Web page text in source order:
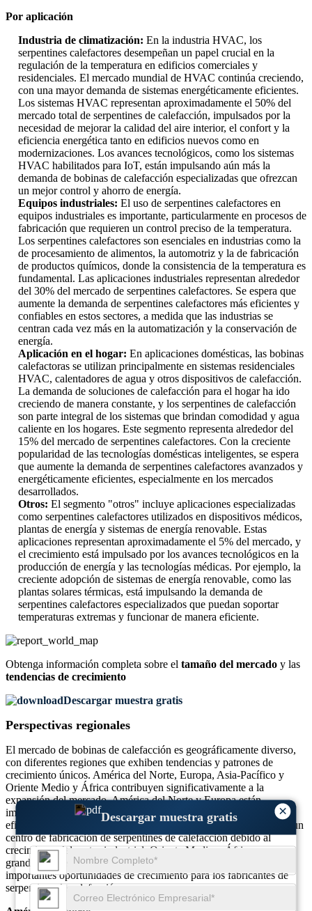
×
Descargar muestra gratis
Por aplicación
Industria de climatización: En la industria HVAC, los
serpentines calefactores desempeñan un papel crucial en la
regulación de la temperatura en edificios comerciales y
residenciales. El mercado mundial de HVAC continúa creciendo,
con una mayor demanda de sistemas energéticamente eficientes.
Los sistemas HVAC representan aproximadamente el 50% del
mercado total de serpentines de calefacción, impulsados ​​por la
necesidad de mejorar la calidad del aire interior, el confort y la
eficiencia energética tanto en edificios nuevos como en
modernizaciones. Los avances tecnológicos, como los sistemas
HVAC habilitados para IoT, están impulsando aún más la
demanda de bobinas de calefacción especializadas que ofrezcan
un mejor control y ahorro de energía.
Equipos industriales: El uso de serpentines calefactores en
equipos industriales es importante, particularmente en procesos de
fabricación que requieren un control preciso de la temperatura.
Los serpentines calefactores son esenciales en industrias como la
de procesamiento de alimentos, la automotriz y la de fabricación
de productos químicos, donde la consistencia de la temperatura es
fundamental. Las aplicaciones industriales representan alrededor
del 30% del mercado de serpentines calefactores. Se espera que
aumente la demanda de serpentines calefactores más eficientes y
confiables en estos sectores, a medida que las industrias se
centran cada vez más en la automatización y la conservación de
energía.
Aplicación en el hogar: En aplicaciones domésticas, las bobinas
calefactoras se utilizan principalmente en sistemas residenciales
HVAC, calentadores de agua y otros dispositivos de calefacción.
La demanda de soluciones de calefacción para el hogar ha ido
creciendo de manera constante, y los serpentines de calefacción
son parte integral de los sistemas que brindan comodidad y agua
caliente en los hogares. Este segmento representa alrededor del
15% del mercado de serpentines calefactores. Con la creciente
popularidad de las tecnologías domésticas inteligentes, se espera
que aumente la demanda de serpentines calefactores avanzados y
energéticamente eficientes, especialmente en los mercados
desarrollados.
Otros: El segmento "otros" incluye aplicaciones especializadas
como serpentines calefactores utilizados en dispositivos médicos,
plantas de energía y sistemas de energía renovable. Estas
aplicaciones representan aproximadamente el 5% del mercado, y
el crecimiento está impulsado por los avances tecnológicos en la
producción de energía y las tecnologías médicas. Por ejemplo, la
creciente adopción de sistemas de energía renovable, como las
plantas solares térmicas, está impulsando la demanda de
serpentines calefactores especializados que puedan soportar
temperaturas extremas y funcionar de manera eficiente.
Obtenga información completa sobre el tamaño del mercado y las
tendencias de crecimiento
Descargar muestra gratis
Perspectivas regionales
El mercado de bobinas de calefacción es geográficamente diverso,
con diferentes regiones que exhiben tendencias y patrones de
crecimiento únicos. América del Norte, Europa, Asia-Pacífico y
Oriente Medio y África contribuyen significativamente a la
expansión del mercado. América del Norte y Europa están
impulsadas por la demanda de soluciones energéticamente
eficientes, mientras que Asia y el Pacífico se está convirtiendo en un
centro de fabricación de serpentines de calefacción debido al
crecimiento del sector industrial. Oriente Medio y África, con sus
grandes proyectos de desarrollo de infraestructura, presentan
importantes oportunidades de crecimiento para los fabricantes de
serpentines de calefacción.